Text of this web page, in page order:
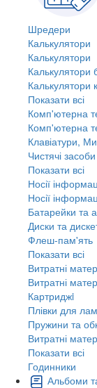
Шредери
Калькулятори
Калькулятори
Калькулятори
Калькулятори
Показати всі
Комп'ютерна
Комп'ютерна
Клавіатури,
Чистячі
Показати всі
Носії
Носії
Батарейки та
Диски та
Флеш-пам'ять
Показати всі
Витратні
Витратні
Картриджi
Плівки для
Пружини та
Витратні
Показати всі
Годинники
Альбоми